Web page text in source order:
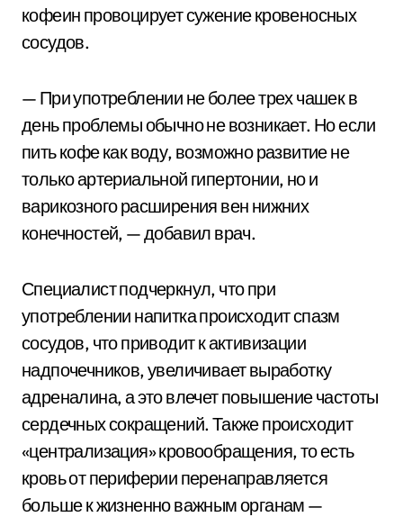
кофеин провоцирует сужение кровеносных
сосудов.
— При употреблении не более трех чашек в
день проблемы обычно не возникает. Но если
пить кофе как воду, возможно развитие не
только артериальной гипертонии, но и
варикозного расширения вен нижних
конечностей, — добавил врач.
Специалист подчеркнул, что при
употреблении напитка происходит спазм
сосудов, что приводит к активизации
надпочечников, увеличивает выработку
адреналина, а это влечет повышение частоты
сердечных сокращений. Также происходит
«централизация» кровообращения, то есть
кровь от периферии перенаправляется
больше к жизненно важным органам —